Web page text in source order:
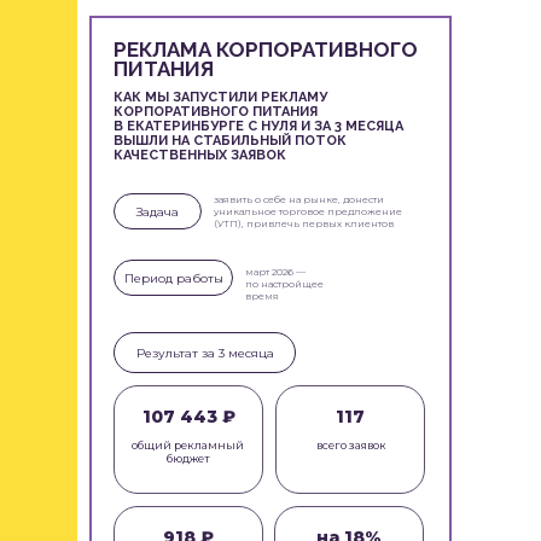
подтверждений
карты
ПОДРОБНЕЕ
107 443 ₽
общий рекламный
бюджет
КАК МЫ ЗАПУСТИЛИ РЕКЛАМУ
КОРПОРАТИВНОГО ПИТАНИЯ
В ЕКАТЕРИНБУРГЕ С НУЛЯ И ЗА 3 МЕСЯЦА
ВЫШЛИ НА СТАБИЛЬНЫЙ ПОТОК
КАЧЕСТВЕННЫХ ЗАЯВОК
РЕКЛАМА КОРПОРАТИВНОГО
ПИТАНИЯ
март 2026 —
по настройщее
время
Результат за 3 месяца
117
всего заявок
Период работы
Задача
заявить о себе на рынке, донести
уникальное торговое предложение
(УТП), привлечь первых клиентов